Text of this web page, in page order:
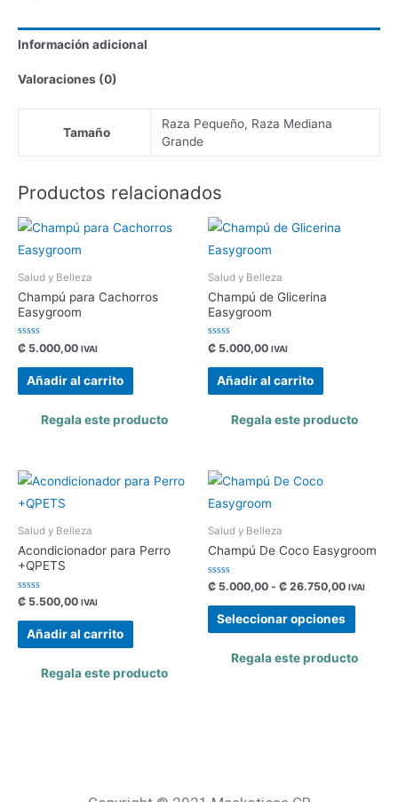
Información adicional
Valoraciones (0)
Tamaño
Raza Pequeño, Raza Mediana
Grande
Productos relacionados
Salud y Belleza
Champú para Cachorros
Easygroom
Valorado
con
0
₡ 5.000,00 IVAI
Añadir al carrito
Regala este producto
Salud y Belleza
Champú de Glicerina
Easygroom
Valorado
con
0
₡ 5.000,00 IVAI
Añadir al carrito
Regala este producto
Salud y Belleza
Acondicionador para Perro
+QPETS
Valorado
con
0
₡ 5.500,00 IVAI
Añadir al carrito
Regala este producto
Salud y Belleza
Champú De Coco Easygroom
Valorado
con
0
de
₡ 5.000,00 - ₡ 26.750,00 IVAI
Seleccionar opciones
Regala este producto